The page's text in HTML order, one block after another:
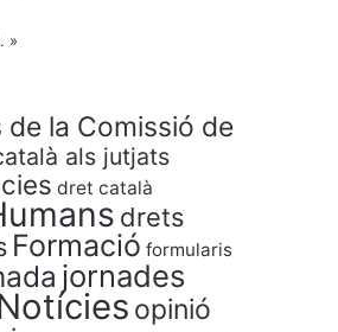
»
de la Comissió de
als jutjats
dret català
drets
Formació formularis
jornades
opinió